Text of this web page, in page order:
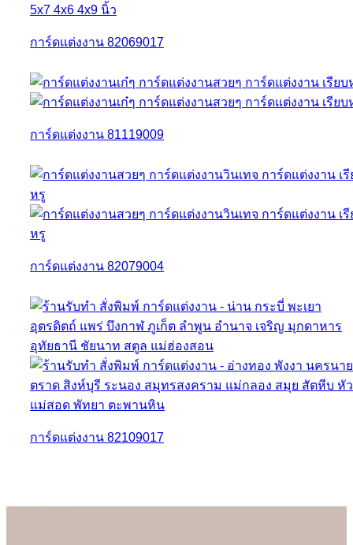
การ์ดแต่งงาน 82069017
การ์ดแต่งงาน 81119009
การ์ดแต่งงาน 82079004
การ์ดแต่งงาน 82109017